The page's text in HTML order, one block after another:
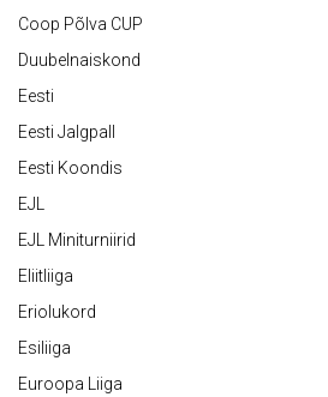
Coop Põlva CUP
Duubelnaiskond
Eesti
Eesti Jalgpall
Eesti Koondis
EJL
EJL Miniturniirid
Eliitliiga
Eriolukord
Esiliiga
Euroopa Liiga